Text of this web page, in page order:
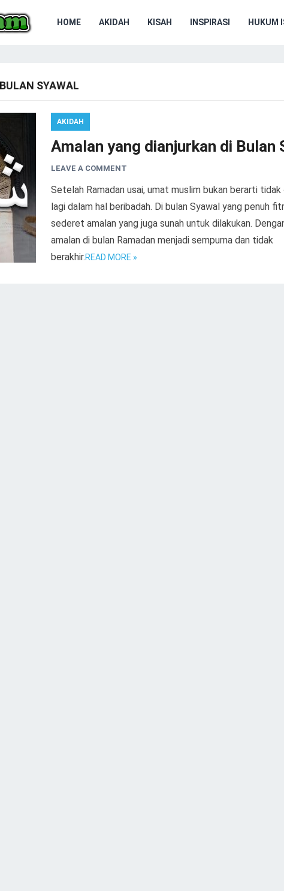
HOME AKIDAH KISAH INSPIRASI HUKUM
SYAWAL
AKIDAH
Amalan yang dianjurkan di Bulan
LEAVE A COMMENT
Setelah Ramadan usai, umat muslim bukan berarti tidak
lagi dalam hal beribadah. Di bulan Syawal yang penuh
sederet amalan yang juga sunah untuk dilakukan.
amalan di bulan Ramadan menjadi sempurna dan tidak
berakhir.READ MORE »